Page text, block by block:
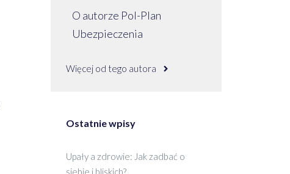
O autorze Pol-Plan
Ubezpieczenia
Więcej od tego autora
Ostatnie wpisy
Upały a zdrowie: Jak zadbać o
siebie i bliskich?